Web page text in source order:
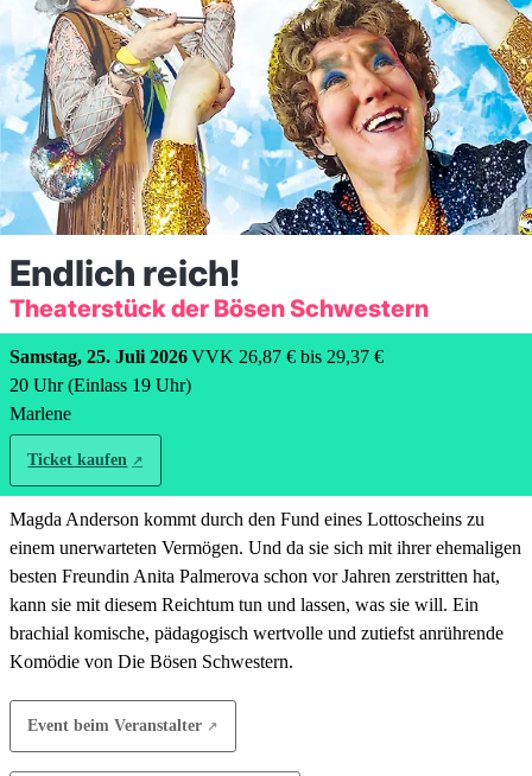
Endlich reich!
Theaterstück der Bösen Schwestern
Samstag, 25. Juli 2026
20 Uhr(Einlass 19 Uhr)
Marlene
VVK 26,87 € bis 29,37 €
Ticket kaufen
Magda Anderson kommt durch den Fund eines Lottoscheins zu
einem unerwarteten Vermögen. Und da sie sich mit ihrer ehemaligen
besten Freundin Anita Palmerova schon vor Jahren zerstritten hat,
kann sie mit diesem Reichtum tun und lassen, was sie will. Ein
brachial komische, pädagogisch wertvolle und zutiefst anrührende
Komödie von Die Bösen Schwestern.
Event beim Veranstalter